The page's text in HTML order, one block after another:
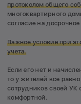
протоколом общего
многоквартирного
согласие на
Важное условие при
учета.
Если его нет и
то у жителей все
сотрудников своей УК
комфортной.